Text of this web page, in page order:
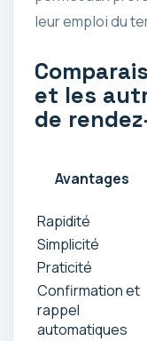
leur emploi du
et les
de
Avantages
Rapidité
Simplicité
Praticité
Confirmation et
rappel
automatiques